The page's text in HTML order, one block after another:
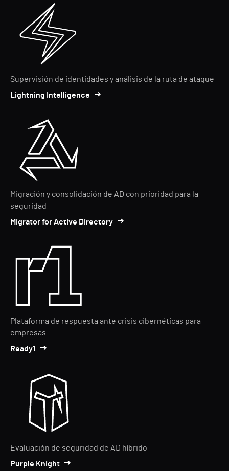
Supervisión de identidades y análisis de la ruta de ataque
Lightning Intelligence
Migración y consolidación de AD con prioridad para la
seguridad
Migrator for Active Directory
Plataforma de respuesta ante crisis cibernéticas para
empresas
Ready1
Evaluación de seguridad de AD híbrido
Purple Knight